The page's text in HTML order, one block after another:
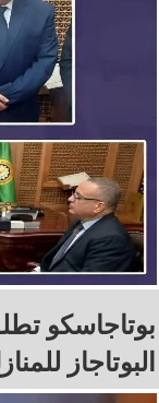
بوتاجاسكو
البوتاجاز